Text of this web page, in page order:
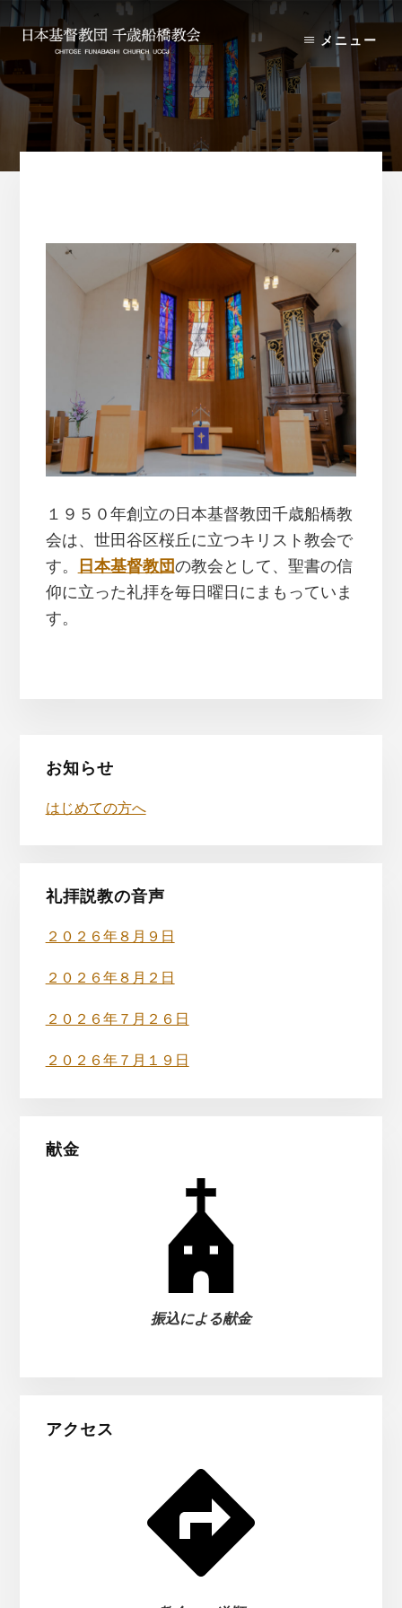
Skip
to
Skip
to
sidebar
メニュー
１９５０年創立の日本基督教団千歳船橋教
会は、世田谷区桜丘に立つキリスト教会で
す。
日本基督教団の教会として、聖書の信
仰に立った礼拝を毎日曜日にまもっていま
す。
最
初
の
イ
ド
バ
ー
お知らせ
はじめての方へ
礼拝説教の音声
２０２６年８月９日
２０２６年８月２日
２０２６年７月２６日
２０２６年７月１９日
献金
振込による献金
アクセス